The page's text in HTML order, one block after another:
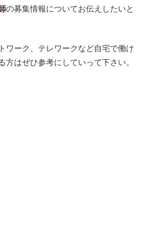
の募集情報についてお伝えしたいと
ワーク、テレワークなど自宅で働け
方はぜひ参考にしていって下さい。